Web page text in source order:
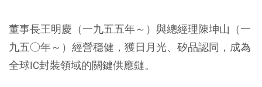
董事長王明慶（一九五五年～）與總經理陳坤山（一
九五○年～）經營穩健，獲日月光、矽品認同，成為
全球IC封裝領域的關鍵供應鏈。